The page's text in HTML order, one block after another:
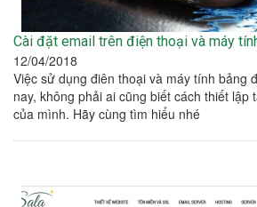
Cài đặt email trên điện thoại và máy
12/04/2018
Việc sử dụng điên thoại và máy tính bảng
nay, không phải ai cũng biết cách thiết lập
của mình. Hãy cùng tìm hiểu nhé